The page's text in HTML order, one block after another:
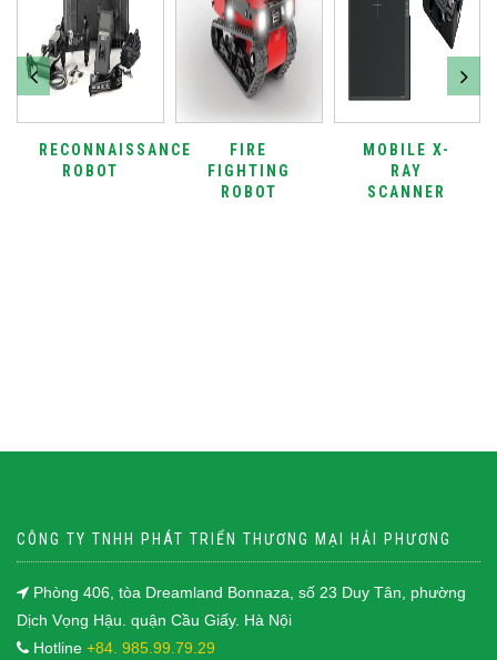
RECONNAISSANCE
ROBOT
FIRE
FIGHTING
ROBOT
MOBILE X-
RAY
SCANNER
CÔNG TY TNHH PHÁT TRIỂN THƯƠNG MẠI HẢI PHƯƠNG
Phòng 406, tòa Dreamland Bonnaza, số 23 Duy Tân, phường
Dịch Vọng Hậu. quận Cầu Giấy. Hà Nội
Hotline +84. 985.99.79.29